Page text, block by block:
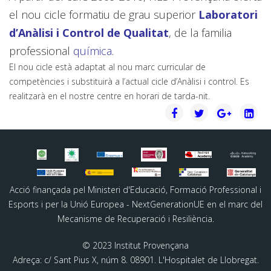
el nou cicle formatiu de grau superior Laboratori
d’Anàlisi i Control de Qualitat, de la familia
professional química.
El nou cicle està adaptat al nou marc curricular de
competències i substituirà a l’actual cicle d’Anàlisi i control. Es
realitzarà en el nostre centre en horari de tarda-nit.
Acció finançada pel Ministeri d'Educació, Formació Professional i
Esports i per la Unió Europea - NextGenerationUE en el marc del
Mecanisme de Recuperació i Resiliència.
© 2023 Institut Provençana
Adreça: c/ Sant Pius X, núm 8. 08901. L'Hospitalet de Llobregat.